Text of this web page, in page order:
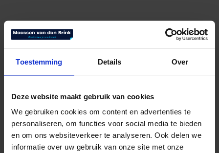
Toestemming Details Over
Deze website maakt gebruik van cookies
We gebruiken cookies om content en advertenties te
personaliseren, om functies voor social media te bieden
en om ons websiteverkeer te analyseren. Ook delen we
informatie over uw gebruik van onze site met onze
Swissflex hoofdkussen SF Premium
€170,00 Bekijk product